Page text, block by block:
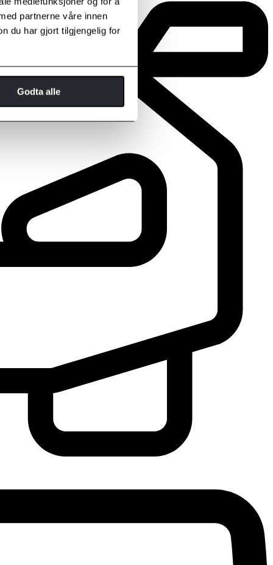
partnerne våre innen
du har gjort tilgjengelig for
Godta alle